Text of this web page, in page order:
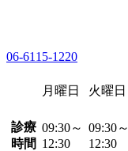
06-6115-1220
月曜日 火曜日
診療
時間
09:30～
12:30
09:30～
12:30